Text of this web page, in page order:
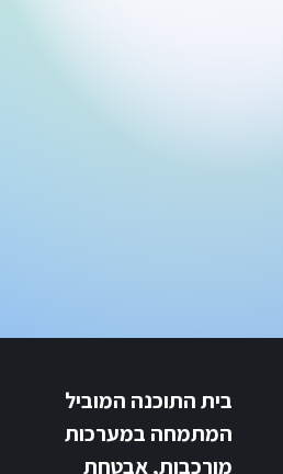
בית התוכנה המוביל
המתמחה במערכות
מורכבות, אבטחת